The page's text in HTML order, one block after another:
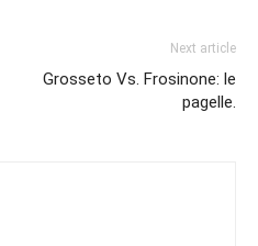
Next article
Grosseto Vs. Frosinone: le
pagelle.